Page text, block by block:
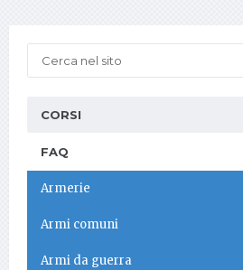
CORSI
FAQ
Armerie
Armi comuni
Armi da guerra